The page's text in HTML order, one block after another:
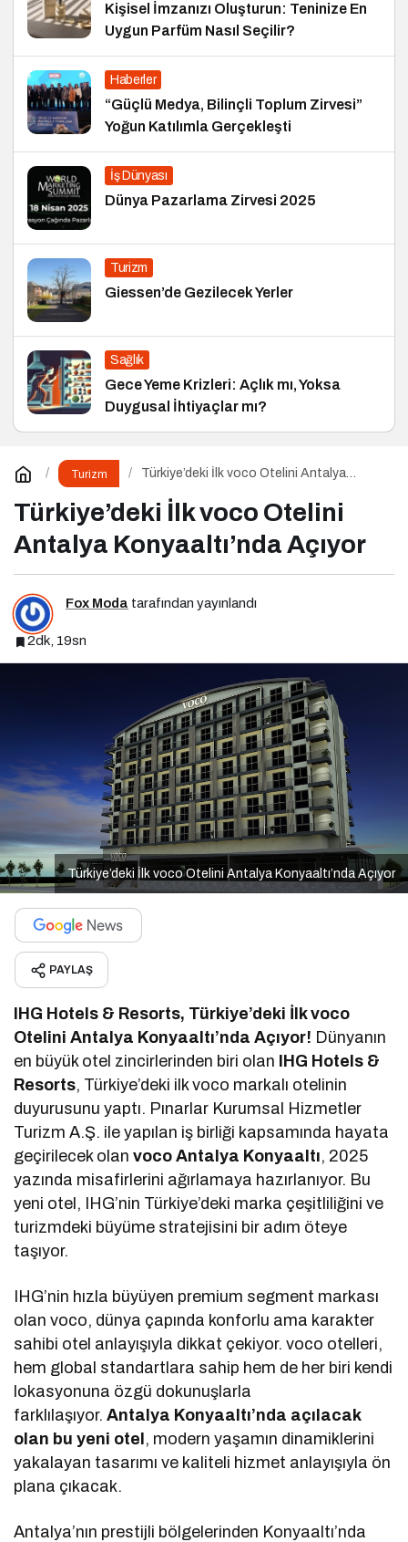
Kişisel İmzanızı Oluşturun: Teninize En
Uygun Parfüm Nasıl Seçilir?
Haberler
“Güçlü Medya, Bilinçli Toplum Zirvesi”
Yoğun Katılımla Gerçekleşti
İş Dünyası
Dünya Pazarlama Zirvesi 2025
Turizm
Giessen’de Gezilecek Yerler
Sağlık
Gece Yeme Krizleri: Açlık mı, Yoksa
Duygusal İhtiyaçlar mı?
Turizm
Türkiye’deki İlk voco Otelini Antalya
Türkiye’deki İlk voco Otelini
Antalya Konyaaltı’nda Açıyor
Fox Moda tarafından yayınlandı
2dk, 19sn
Türkiye’deki İlk voco Otelini Antalya Konyaaltı’nda Açıyor
PAYLAŞ
IHG Hotels & Resorts, Türkiye’deki İlk voco
Otelini Antalya Konyaaltı’nda Açıyor! Dünyanın
en büyük otel zincirlerinden biri olan IHG Hotels &
Resorts, Türkiye’deki ilk voco markalı otelinin
duyurusunu yaptı. Pınarlar Kurumsal Hizmetler
Turizm A.Ş. ile yapılan iş birliği kapsamında hayata
geçirilecek olanvoco Antalya Konyaaltı, 2025
yazında misafirlerini ağırlamaya hazırlanıyor. Bu
yeni otel, IHG’nin Türkiye’deki marka çeşitliliğini ve
turizmdeki büyüme stratejisini bir adım öteye
taşıyor.
IHG’nin hızla büyüyen premium segment markası
olan voco, dünya çapında konforlu ama karakter
sahibi otel anlayışıyla dikkat çekiyor. voco otelleri,
hem global standartlara sahip hem de her biri kendi
lokasyonuna özgü dokunuşlarla
farklılaşıyor.Antalya Konyaaltı’nda açılacak
olan bu yeni otel, modern yaşamın dinamiklerini
yakalayan tasarımı ve kaliteli hizmet anlayışıyla ön
plana çıkacak.
Antalya’nın prestijli bölgelerinden Konyaaltı’nda